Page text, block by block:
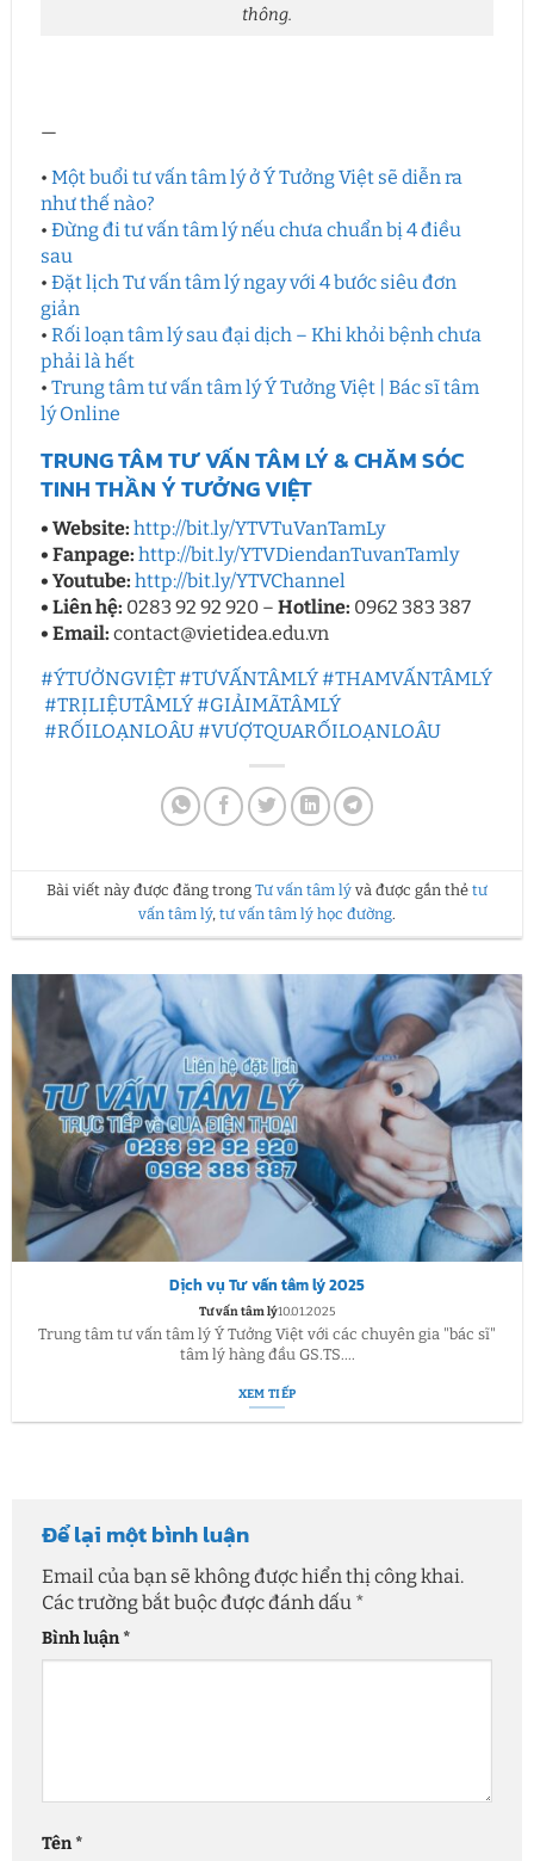
thông.
—
• Một buổi tư vấn tâm lý ở Ý Tưởng Việt sẽ diễn ra
như thế nào?
• Đừng đi tư vấn tâm lý nếu chưa chuẩn bị 4 điều
sau
• Đặt lịch Tư vấn tâm lý ngay với 4 bước siêu đơn
giản
• Rối loạn tâm lý sau đại dịch – Khi khỏi bệnh chưa
phải là hết
• Trung tâm tư vấn tâm lý Ý Tưởng Việt | Bác sĩ tâm
lý Online
TRUNG TÂM TƯ VẤN TÂM LÝ & CHĂM SÓC
TINH THẦN Ý TƯỞNG VIỆT
• Website: http://bit.ly/YTVTuVanTamLy​
• Fanpage: http://bit.ly/YTVDiendanTuvanTamly
• Youtube: http://bit.ly/YTVChannel
• Liên hệ: 0283 92 92 920 – Hotline: 0962 383 387
• Email: contact@vietidea.edu.vn
#ÝTƯỞNGVIỆT​#TƯVẤNTÂMLÝ​#THAMVẤNTÂMLÝ​
#TRỊLIỆUTÂMLÝ#GIẢIMÃTÂMLÝ​
#RỐILOẠNLOÂU​#VƯỢTQUARỐILOẠNLOÂU​
Bài viết này được đăng trong Tư vấn tâm lý và được gắn thẻ tư
vấn tâm lý, tư vấn tâm lý học đường.
Dịch vụ Tư vấn tâm lý 2025
Tư vấn tâm lý10.01.2025
Trung tâm tư vấn tâm lý Ý Tưởng Việt với các chuyên gia "bác sĩ"
tâm lý hàng đầu GS.TS....
XEM TIẾP
Để lại một bình luận
Email của bạn sẽ không được hiển thị công khai.
Các trường bắt buộc được đánh dấu *
Bình luận*
Tên*